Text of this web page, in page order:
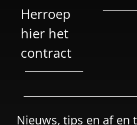
Herroep
hier het
contract
Nieuws, tips en af